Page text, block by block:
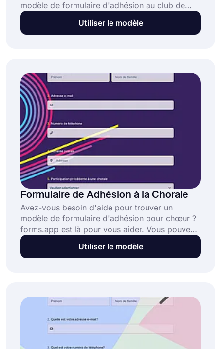
modèle de formulaire d'adhésion au club de
golf comprend des informations pertinentes
lorsque vous souhaitez que vos membres
message texte ou carte postale.
Utiliser le modèle
Formulaire de Adhésion à la Chorale
Avez-vous besoin d'aide pour trouver un
modèle de formulaire d'adhésion pour chœur ?
forms.app est là pour vous aider. Vous pouvez
consulter notre bibliothèque, qui propose des
milliers et des milliers de modèles disponibles
Utiliser le modèle